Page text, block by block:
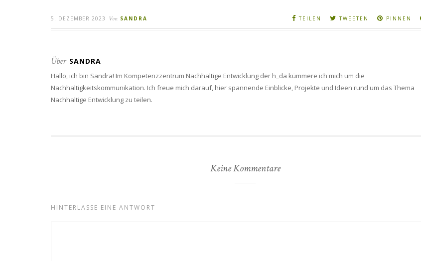
5. DEZEMBER 2023 Von SANDRA TEILEN TWEETEN PINNEN
Über SANDRA
Hallo, ich bin Sandra! Im Kompetenzzentrum Nachhaltige Entwicklung der h_da kümmere ich mich um die
Nachhaltigkeitskommunikation. Ich freue mich darauf, hier spannende Einblicke, Projekte und Ideen rund um das Thema
Nachhaltige Entwicklung zu teilen.
Keine Kommentare
HINTERLASSE EINE ANTWORT